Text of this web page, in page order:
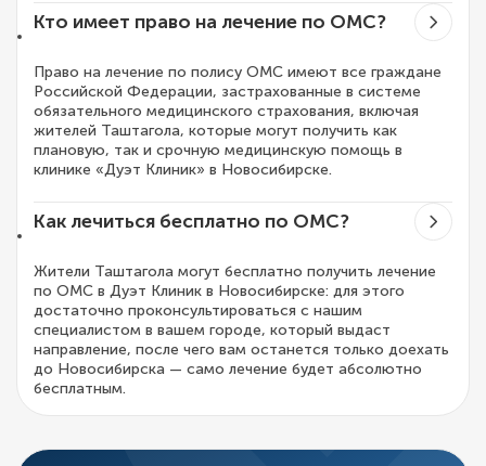
Кто имеет право на лечение по ОМС?
Право на лечение по полису ОМС имеют все граждане
Российской Федерации, застрахованные в системе
обязательного медицинского страхования, включая
жителей Таштагола, которые могут получить как
плановую, так и срочную медицинскую помощь в
клинике «Дуэт Клиник» в Новосибирске.
Как лечиться бесплатно по ОМС?
Жители Таштагола могут бесплатно получить лечение
по ОМС в Дуэт Клиник в Новосибирске: для этого
достаточно проконсультироваться с нашим
специалистом в вашем городе, который выдаст
направление, после чего вам останется только доехать
до Новосибирска — само лечение будет абсолютно
бесплатным.